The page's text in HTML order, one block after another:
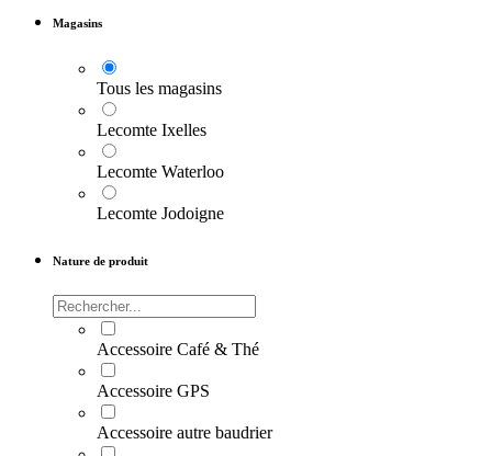
Magasins
Tous les magasins
Lecomte Ixelles
Lecomte Waterloo
Lecomte Jodoigne
Nature de produit
Accessoire Café & Thé
Accessoire GPS
Accessoire autre baudrier